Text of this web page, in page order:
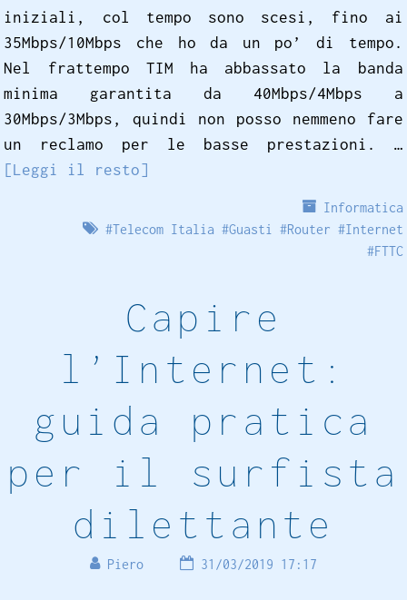
iniziali, col tempo sono scesi, fino ai
35Mbps/10Mbps che ho da un po’ di tempo.
Nel frattempo TIM ha abbassato la banda
minima garantita da 40Mbps/4Mbps a
30Mbps/3Mbps, quindi non posso nemmeno fare
un reclamo per le basse prestazioni. …
[Leggi il resto]
Informatica
#Telecom Italia #Guasti #Router #Internet
#FTTC
Capire
l’Internet:
guida pratica
per il surfista
dilettante
Piero 31/03/2019 17:17